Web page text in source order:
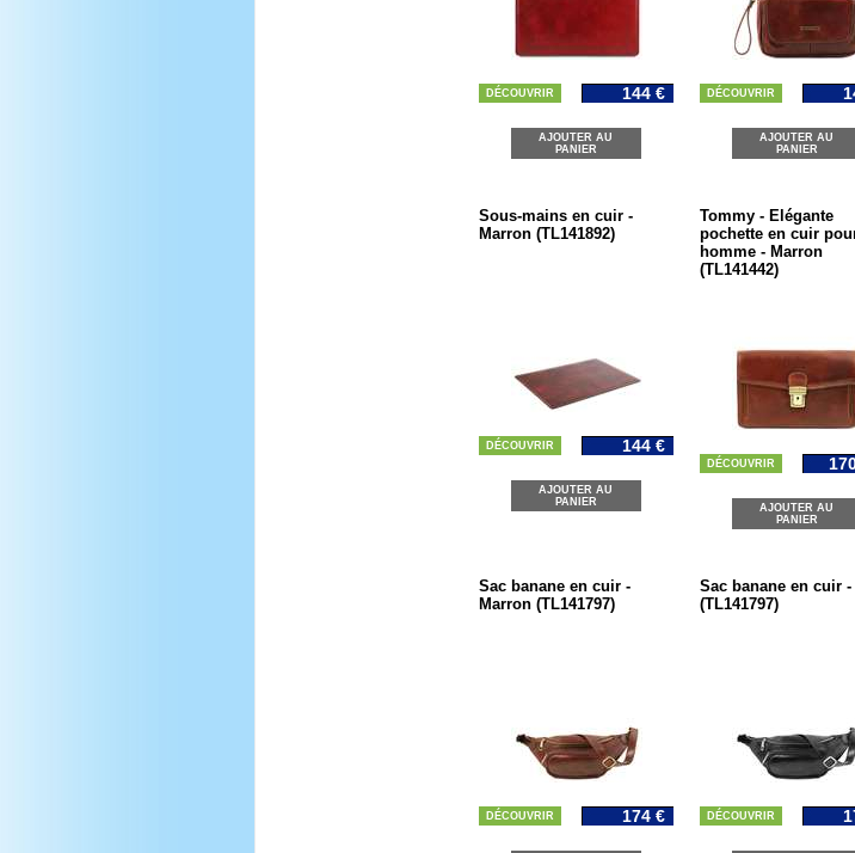
DÉCOUVRIR 144 €
AJOUTER AU
PANIER
DÉCOUVRIR
AJOUTER AU
PANIER
Sous-mains en cuir -
Marron (TL141892)
DÉCOUVRIR 144 €
AJOUTER AU
PANIER
Tommy - Elégante
pochette en cuir
homme - Marron
(TL141442)
DÉCOUVRIR
AJOUTER AU
PANIER
Sac banane en cuir -
Marron (TL141797)
DÉCOUVRIR 174 €
Sac banane en cuir
(TL141797)
DÉCOUVRIR